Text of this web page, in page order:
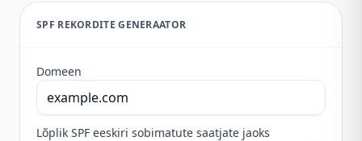
SPF REKORDITE GENERAATOR
Domeen
Lõplik SPF eeskiri sobimatute saatjate jaoks